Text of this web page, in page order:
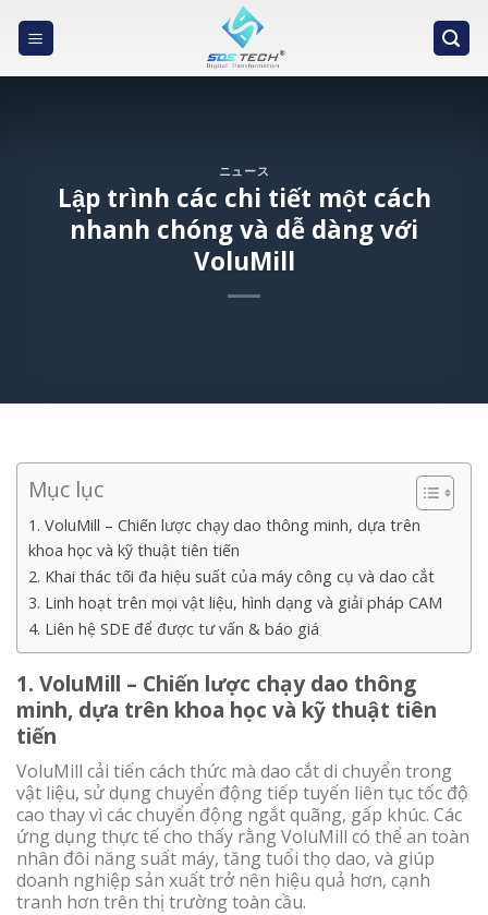
ニュース
Lập trình các chi tiết một cách
nhanh chóng và dễ dàng với
VoluMill
Mục lục
1. VoluMill – Chiến lược chạy dao thông minh, dựa trên
khoa học và kỹ thuật tiên tiến
2. Khai thác tối đa hiệu suất của máy công cụ và dao cắt
3. Linh hoạt trên mọi vật liệu, hình dạng và giải pháp CAM
4. Liên hệ SDE để được tư vấn & báo giá
1. VoluMill – Chiến lược chạy dao thông
minh, dựa trên khoa học và kỹ thuật tiên
tiến
VoluMill cải tiến cách thức mà dao cắt di chuyển trong
vật liệu, sử dụng chuyển động tiếp tuyến liên tục tốc độ
cao thay vì các chuyển động ngắt quãng, gấp khúc. Các
ứng dụng thực tế cho thấy rằng VoluMill có thể an toàn
nhân đôi năng suất máy, tăng tuổi thọ dao, và giúp
doanh nghiệp sản xuất trở nên hiệu quả hơn, cạnh
tranh hơn trên thị trường toàn cầu.